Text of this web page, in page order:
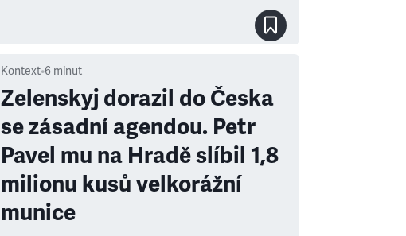
Kontext•6 minut
Zelenskyj dorazil do Česka
se zásadní agendou. Petr
Pavel mu na Hradě slíbil 1,8
milionu kusů velkorážní
munice